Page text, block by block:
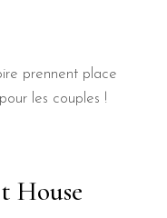
prennent place
les couples !
House